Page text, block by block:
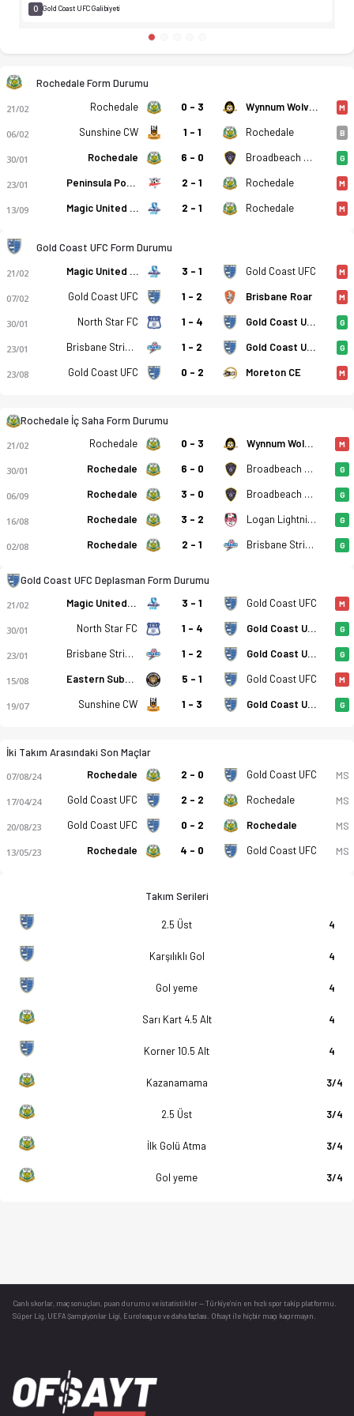
Rochedale Rovers - Gold Coast United FC 3-4 bitti. Gol
0 Gold Coast UFC Galibiyeti
Rochedale Form Durumu
21/02 Rochedale 0 - 3 Wynnum Wolves M
06/02 Sunshine CW 1 - 1 Rochedale B
30/01 Rochedale 6 - 0 Broadbeach United G
23/01 Peninsula Power 2 - 1 Rochedale M
13/09 Magic United TFA 2 - 1 Rochedale M
Gold Coast UFC Form Durumu
21/02 Magic United TFA 3 - 1 Gold Coast UFC M
07/02 Gold Coast UFC 1 - 2 Brisbane Roar M
30/01 North Star FC 1 - 4 Gold Coast UFC G
23/01 Brisbane Strikers 1 - 2 Gold Coast UFC G
23/08 Gold Coast UFC 0 - 2 Moreton CE M
Rochedale İç Saha Form Durumu
21/02 Rochedale 0 - 3 Wynnum Wolves M
30/01 Rochedale 6 - 0 Broadbeach United G
06/09 Rochedale 3 - 0 Broadbeach United G
16/08 Rochedale 3 - 2 Logan Lightning G
02/08 Rochedale 2 - 1 Brisbane Strikers G
Gold Coast UFC Deplasman Form Durumu
21/02 Magic United TFA 3 - 1 Gold Coast UFC M
30/01 North Star FC 1 - 4 Gold Coast UFC G
23/01 Brisbane Strikers 1 - 2 Gold Coast UFC G
15/08 Eastern Suburbs 5 - 1 Gold Coast UFC M
19/07 Sunshine CW 1 - 3 Gold Coast UFC G
İki Takım Arasındaki Son Maçlar
07/08/24 Rochedale 2 - 0 Gold Coast UFC MS
17/04/24 Gold Coast UFC 2 - 2 Rochedale MS
20/08/23 Gold Coast UFC 0 - 2 Rochedale MS
13/05/23 Rochedale 4 - 0 Gold Coast UFC MS
Takım Serileri
2.5 Üst 4
Karşılıklı Gol 4
Gol yeme 4
Sarı Kart 4.5 Alt 4
Korner 10.5 Alt 4
Kazanamama 3/4
2.5 Üst 3/4
İlk Golü Atma 3/4
Gol yeme 3/4
Canlı skorlar , maç sonuçları, puan durumu ve istatistikler — Türkiye’nin en hızlı spor takip platformu.
Süper Lig, UEFA Şampiyonlar Ligi, Euroleague ve daha fazlası. Ofsayt ile hiçbir maçı kaçırmayın.